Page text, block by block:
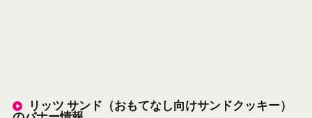
リッツ サンド（おもてなし向けサンドクッキー）